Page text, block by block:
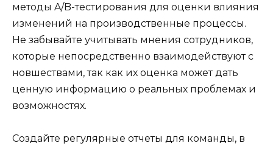
методы A/B-тестирования для оценки влияния
изменений на производственные процессы.
Не забывайте учитывать мнения сотрудников,
которые непосредственно взаимодействуют с
новшествами, так как их оценка может дать
ценную информацию о реальных проблемах и
возможностях.
Создайте регулярные отчеты для команды, в